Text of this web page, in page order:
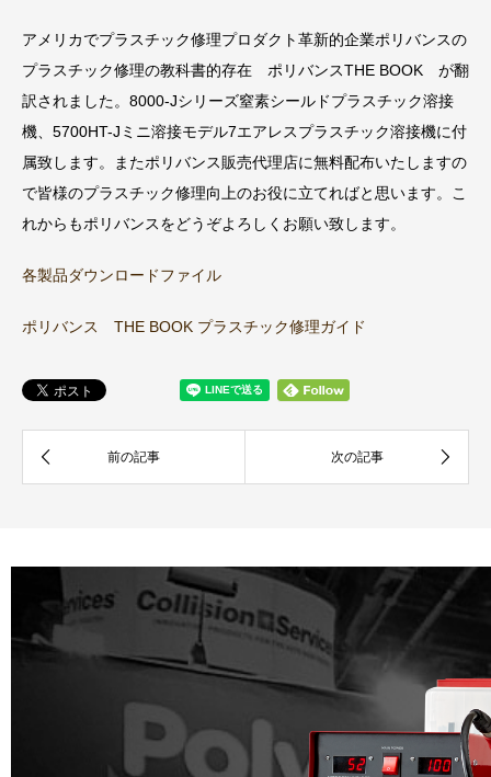
アメリカでプラスチック修理プロダクト革新的企業ポリバンスの
プラスチック修理の教科書的存在 ポリバンスTHE BOOK が翻
訳されました。8000-Jシリーズ窒素シールドプラスチック溶接
機、5700HT-Jミニ溶接モデル7エアレスプラスチック溶接機に付
属致します。またポリバンス販売代理店に無料配布いたしますの
で皆様のプラスチック修理向上のお役に立てればと思います。こ
れからもポリバンスをどうぞよろしくお願い致します。
各製品ダウンロードファイル
ポリバンス THE BOOK プラスチック修理ガイド